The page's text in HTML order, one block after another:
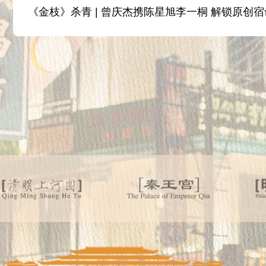
《金枝》杀青 | 曾庆杰携陈星旭李一桐 解锁原创